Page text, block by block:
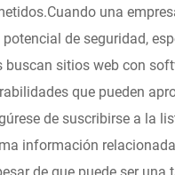
una
de seguridad,
buscan sitios web con
que pueden
de suscribirse a la
información